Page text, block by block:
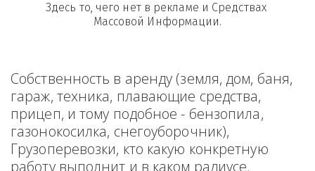
Здесь то, чего нет в рекламе и Средствах
Массовой Информации.
Собственность в аренду (земля, дом, баня,
гараж, техника, плавающие средства,
прицеп, и тому подобное - бензопила,
газонокосилка, снегоуборочник),
Грузоперевозки, кто какую конкретную
работу выполнит и в каком радиусе.